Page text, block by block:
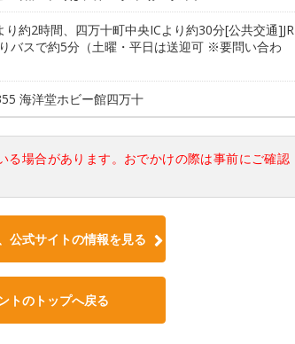
り約2時間、四万十町中央ICより約30分[公共交通]JR
バスで約5分（土曜・平日は送迎可 ※要問い合わ
海洋堂ホビー館四万十
場合があります。おでかけの際は事前にご確認
公式サイトの情報を見る
トのトップへ戻る